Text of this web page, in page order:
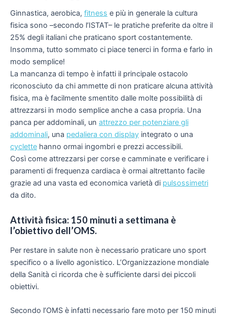
Ginnastica, aerobica, fitness e più in generale la cultura
fisica sono –secondo l’ISTAT– le pratiche preferite da oltre il
25% degli italiani che praticano sport costantemente.
Insomma, tutto sommato ci piace tenerci in forma e farlo in
modo semplice!
La mancanza di tempo è infatti il principale ostacolo
riconosciuto da chi ammette di non praticare alcuna attività
fisica, ma è facilmente smentito dalle molte possibilità di
attrezzarsi in modo semplice anche a casa propria. Una
panca per addominali, un attrezzo per potenziare gli
addominali, una pedaliera con display integrato o una
cyclette hanno ormai ingombri e prezzi accessibili.
Così come attrezzarsi per corse e camminate e verificare i
paramenti di frequenza cardiaca è ormai altrettanto facile
grazie ad una vasta ed economica varietà di pulsossimetri
da dito.
Attività fisica: 150 minuti a settimana è
l’obiettivo dell’OMS.
Per restare in salute non è necessario praticare uno sport
specifico o a livello agonistico. L’Organizzazione mondiale
della Sanità ci ricorda che è sufficiente darsi dei piccoli
obiettivi.
Secondo l’OMS è infatti necessario fare moto per 150 minuti